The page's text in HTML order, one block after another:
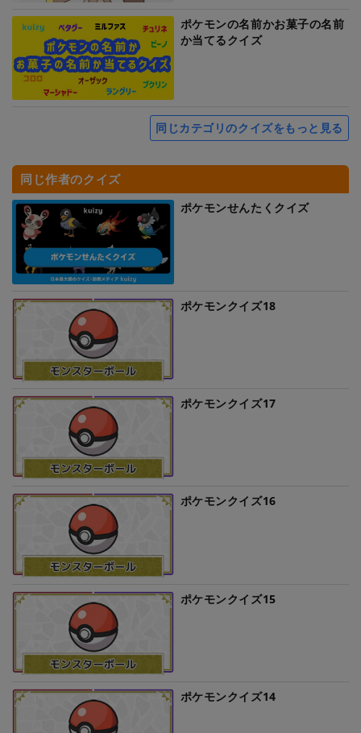
ポケモンの名前かお菓子の名前
か当てるクイズ
同じカテゴリのクイズをもっと見る
同じ作者のクイズ
ポケモンせんたくクイズ
ポケモンクイズ18
ポケモンクイズ17
ポケモンクイズ16
ポケモンクイズ15
ポケモンクイズ14